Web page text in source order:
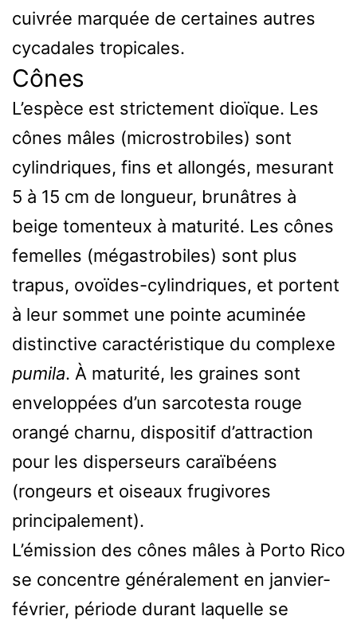
cuivrée marquée de certaines autres
cycadales tropicales.
Cônes
L’espèce est strictement dioïque. Les
cônes mâles (microstrobiles) sont
cylindriques, fins et allongés, mesurant
5 à 15 cm de longueur, brunâtres à
beige tomenteux à maturité. Les cônes
femelles (mégastrobiles) sont plus
trapus, ovoïdes-cylindriques, et portent
à leur sommet une pointe acuminée
distinctive caractéristique du complexe
pumila. À maturité, les graines sont
enveloppées d’un sarcotesta rouge
orangé charnu, dispositif d’attraction
pour les disperseurs caraïbéens
(rongeurs et oiseaux frugivores
principalement).
L’émission des cônes mâles à Porto Rico
se concentre généralement en janvier-
février, période durant laquelle se